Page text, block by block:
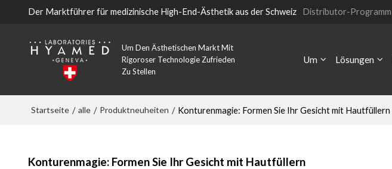
Der Marktführer für medizinische High-End-Ästhetik aus der Schweiz Distributor-Programm
Um Den Ästhetischen Markt Mit
Rigoroser Technologie Zufrieden
Zu Stellen
Um Lösungen
Startseite / alle / Produktneuheiten / Konturenmagie: Formen Sie Ihr Gesicht mit Hautfüllern
Konturenmagie: Formen Sie Ihr Gesicht mit Hautfüllern